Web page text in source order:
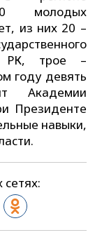
молодых
из них 20 –
РК, трое –
году девять
Академии
Президенте
навыки,